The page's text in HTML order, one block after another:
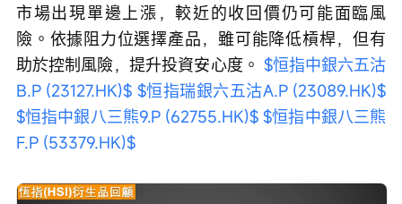
市場出現單邊上漲，較近的收回價仍可能面臨風
險。依據阻力位選擇產品，雖可能降低槓桿，但有
助於控制風險，提升投資安心度。 $恒指中銀六五沽
B.P (23127.HK)$ $恒指瑞銀六五沽A.P (23089.HK)$
$恒指中銀八三熊9.P (62755.HK)$ $恒指中銀八三熊
F.P (53379.HK)$